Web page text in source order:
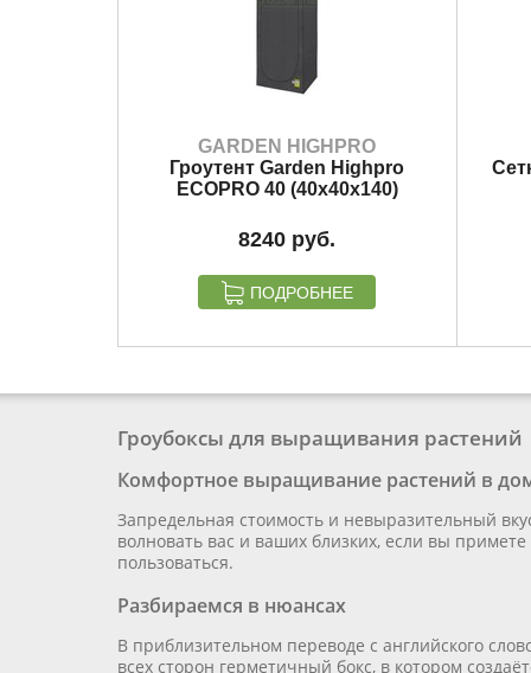
GARDEN HIGHPRO
Гроутент Garden Highpro
ECOPRO 40 (40x40x140)
8240
ПОДРОБНЕЕ
Гроубоксы для выращивания растений
Комфортное выращивание растений в
Запредельная стоимость и невыразительный
волновать вас и ваших близких, если вы
пользоваться.
Разбираемся в нюансах
В приблизительном переводе с английского
всех сторон герметичный бокс, в котором